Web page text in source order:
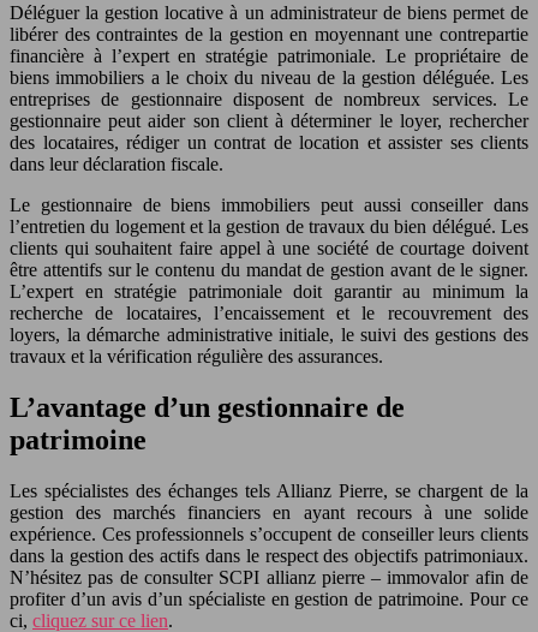
Déléguer la gestion locative à un administrateur de biens permet de
libérer des contraintes de la gestion en moyennant une contrepartie
financière à l’expert en stratégie patrimoniale. Le propriétaire de
biens immobiliers a le choix du niveau de la gestion déléguée. Les
entreprises de gestionnaire disposent de nombreux services. Le
gestionnaire peut aider son client à déterminer le loyer, rechercher
des locataires, rédiger un contrat de location et assister ses clients
dans leur déclaration fiscale.
Le gestionnaire de biens immobiliers peut aussi conseiller dans
l’entretien du logement et la gestion de travaux du bien délégué. Les
clients qui souhaitent faire appel à une société de courtage doivent
être attentifs sur le contenu du mandat de gestion avant de le signer.
L’expert en stratégie patrimoniale doit garantir au minimum la
recherche de locataires, l’encaissement et le recouvrement des
loyers, la démarche administrative initiale, le suivi des gestions des
travaux et la vérification régulière des assurances.
L’avantage d’un gestionnaire de
patrimoine
Les spécialistes des échanges tels Allianz Pierre, se chargent de la
gestion des marchés financiers en ayant recours à une solide
expérience. Ces professionnels s’occupent de conseiller leurs clients
dans la gestion des actifs dans le respect des objectifs patrimoniaux.
N’hésitez pas de consulter SCPI allianz pierre – immovalor afin de
profiter d’un avis d’un spécialiste en gestion de patrimoine. Pour ce
ci, cliquez sur ce lien.